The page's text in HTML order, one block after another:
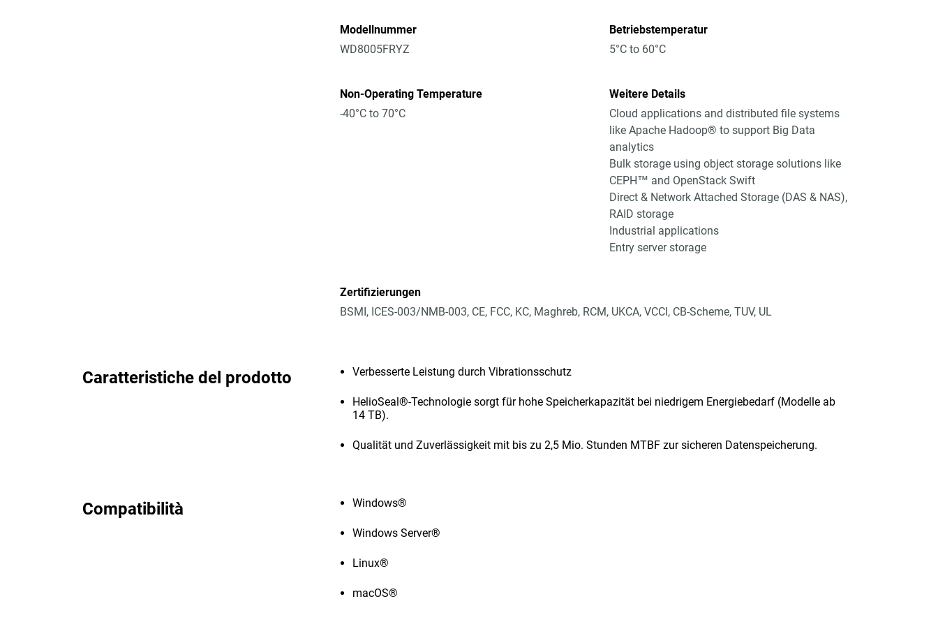
Modellnummer
WD8005FRYZ
Betriebstemperatur
5°C to 60°C
Non-Operating Temperature
-40°C to 70°C
Weitere Details
Cloud applications and distributed file systems
like Apache Hadoop® to support Big Data
analytics
Bulk storage using object storage solutions like
CEPH™ and OpenStack Swift
Direct & Network Attached Storage (DAS & NAS),
RAID storage
Industrial applications
Entry server storage
Zertifizierungen
BSMI, ICES-003/NMB-003, CE, FCC, KC, Maghreb, RCM, UKCA, VCCI, CB-Scheme, TUV, UL
Caratteristiche del prodotto Verbesserte Leistung durch Vibrationsschutz
HelioSeal®-Technologie sorgt für hohe Speicherkapazität bei niedrigem Energiebedarf (Modelle ab
14 TB).
Qualität und Zuverlässigkeit mit bis zu 2,5 Mio. Stunden MTBF zur sicheren Datenspeicherung.
Compatibilità Windows®
Windows Server®
Linux®
macOS®